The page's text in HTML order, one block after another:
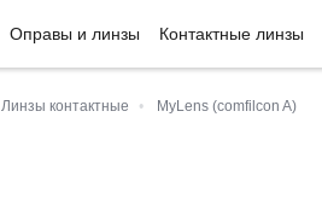
Оправы и линзы Контактные линзы
Линзы контактные • MyLens (comfilcon A)